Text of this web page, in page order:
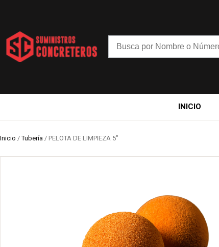
INICIO
Inicio /Tubería / PELOTA DE LIMPIEZA 5″